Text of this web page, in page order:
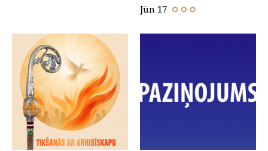
Jūn 17